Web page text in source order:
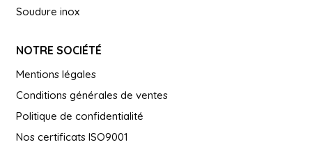
Soudure inox
NOTRE SOCIÉTÉ
Mentions légales
Conditions générales de ventes
Politique de confidentialité
Nos certificats ISO9001